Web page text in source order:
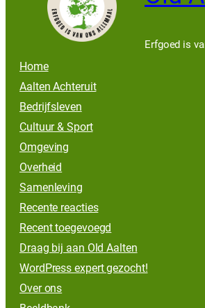
Erfgoed is
Home
Aalten Achteruit
Bedrijfsleven
Cultuur & Sport
Omgeving
Overheid
Samenleving
Recente reacties
Recent toegevoegd
Draag bij aan Old Aalten
WordPress expert gezocht!
Over ons